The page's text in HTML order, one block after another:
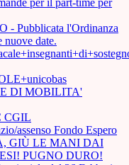
per il part-time per
- Pubblicata l'Ordinanza
date.
DI MOBILITA'
CGIL
assenso Fondo Espero
GIÙ LE MANI DAI
PUGNO DURO!